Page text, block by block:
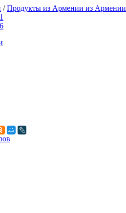
/Продукты из Армении из Армении